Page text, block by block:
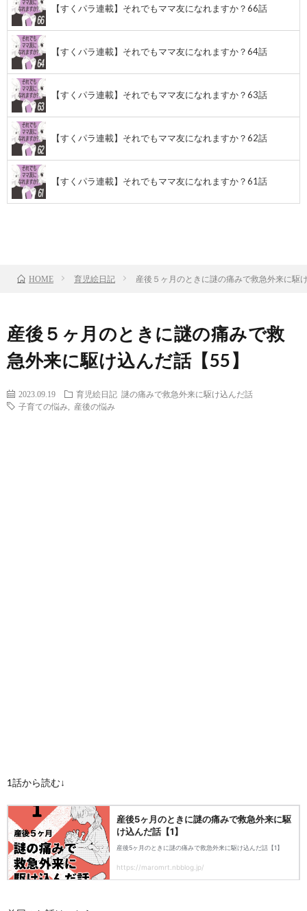
【すくパラ連載】それでもママ友になれますか？66話
【すくパラ連載】それでもママ友になれますか？64話
【すくパラ連載】それでもママ友になれますか？63話
【すくパラ連載】それでもママ友になれますか？62話
【すくパラ連載】それでもママ友になれますか？61話
HOME 育児絵日記 産後５ヶ月のときに謎の痛みで救急外来に駆
産後５ヶ月のときに謎の痛みで救
急外来に駆け込んだ話【55】
2023.09.19 育児絵日記 謎の痛みで救急外来に駆け込んだ話
子育ての悩み
産後の悩み
1話から読む↓